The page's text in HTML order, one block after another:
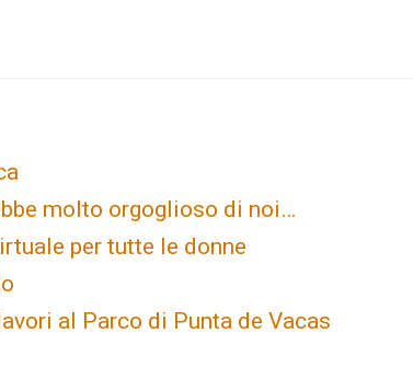
molto orgoglioso di noi…
per tutte le donne
al Parco di Punta de Vacas